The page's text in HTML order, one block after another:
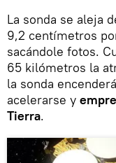
La sonda se aleja
9,2 centímetros
sacándole fotos.
65 kilómetros la
la sonda
acelerarse y
Tierra.